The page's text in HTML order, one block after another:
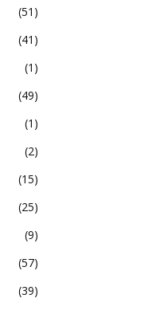
51
41
1
49
1
2
15
25
9
57
39